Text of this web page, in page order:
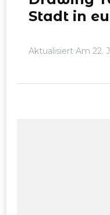
Stadt in
Aktualisiert Am 22.